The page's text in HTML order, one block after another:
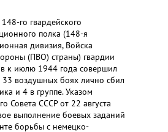
го гвардейского
полка (148-я
дивизия, Войска
(ПВО) страны) гвардии
к июлю 1944 года совершил
воздушных боях лично сбил
и 4 в группе. Указом
Совета СССР от 22 августа
выполнение боевых заданий
борьбы с немецко-